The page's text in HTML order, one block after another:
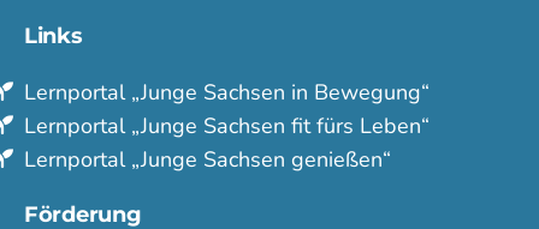
Links
Lern­portal „Junge Sachsen in Bewegung“
Lern­portal „Junge Sachsen fit fürs Leben“
Lern­portal „Junge Sachsen genießen“
Förderung